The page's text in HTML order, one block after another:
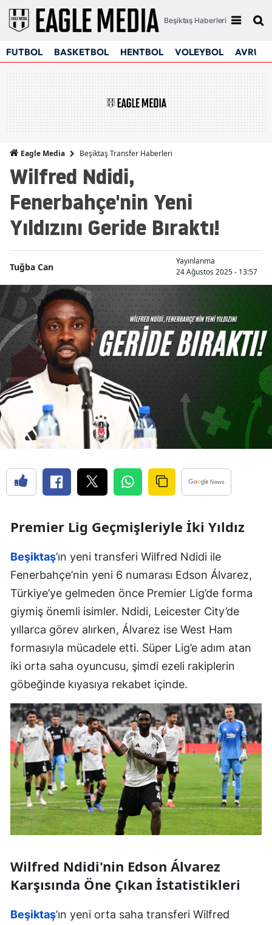
Beşiktaş Haberleri
FUTBOL BASKETBOL HENTBOL VOLEYBOL
Eagle Media Beşiktaş Transfer Haberleri
Wilfred Ndidi,
Fenerbahçe'nin Yeni
Yıldızını Geride Bıraktı!
Tuğba Can
Yayınlanma
24 Ağustos 2025 - 13:57
Premier Lig Geçmişleriyle İki Yıldız
Beşiktaş’ın yeni transferi Wilfred Ndidi ile
Fenerbahçe’nin yeni 6 numarası Edson Álvarez,
Türkiye’ye gelmeden önce Premier Lig’de forma
giymiş önemli isimler. Ndidi, Leicester City’de
yıllarca görev alırken, Álvarez ise West Ham
formasıyla mücadele etti. Süper Lig’e adım atan
iki orta saha oyuncusu, şimdi ezeli rakiplerin
göbeğinde kıyasıya rekabet içinde.
Wilfred Ndidi'nin Edson Álvarez
Karşısında Öne Çıkan İstatistikleri
Beşiktaş’ın yeni orta saha transferi Wilfred